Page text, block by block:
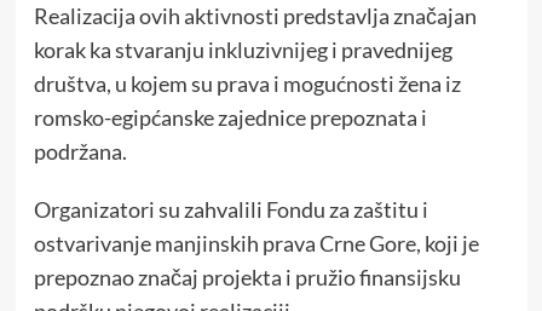
Realizacija ovih aktivnosti predstavlja značajan
korak ka stvaranju inkluzivnijeg i pravednijeg
društva, u kojem su prava i mogućnosti žena iz
romsko-egipćanske zajednice prepoznata i
podržana.
Organizatori su zahvalili Fondu za zaštitu i
ostvarivanje manjinskih prava Crne Gore, koji je
prepoznao značaj projekta i pružio finansijsku